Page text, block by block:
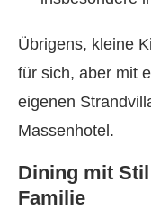
Übrigens, kleine
für sich, aber mit
eigenen
Massenhotel.
Dining mit
Familie